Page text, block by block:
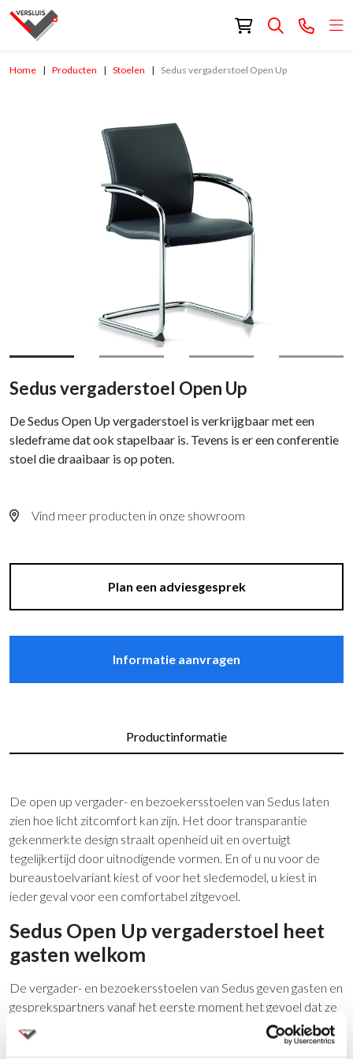
Home Producten Stoelen Sedus vergaderstoel Open Up
Sedus vergaderstoel Open Up
De Sedus Open Up vergaderstoel is verkrijgbaar met een
sledeframe dat ook stapelbaar is. Tevens is er een conferentie
stoel die draaibaar is op poten.
Vind meer producten in onze showroom
Plan een adviesgesprek
Informatie aanvragen
Productinformatie
De open up vergader- en bezoekersstoelen van Sedus laten
zien hoe licht zitcomfort kan zijn. Het door transparantie
gekenmerkte design straalt openheid uit en overtuigt
tegelijkertijd door uitnodigende vormen. En of u nu voor de
bureaustoelvariant kiest of voor het sledemodel, u kiest in
ieder geval voor een comfortabel zitgevoel.
Sedus Open Up vergaderstoel heet
gasten welkom
De vergader- en bezoekersstoelen van Sedus geven gasten en
gesprekspartners vanaf het eerste moment het gevoel dat ze
welkom zijn. Dankzij het perfecte zitcomfort. Kijk bijvoorbeeld
naar de Open Up vergaderstoelen die wij hebben geplaatst bij